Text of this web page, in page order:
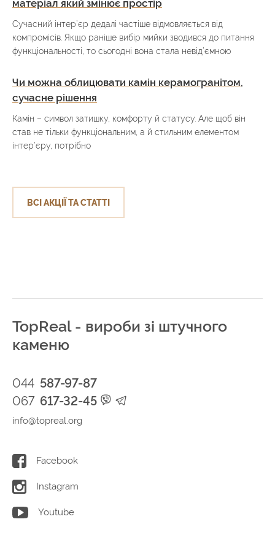
матеріал який змінює простір
Сучасний інтер’єр дедалі частіше відмовляється від
компромісів. Якщо раніше вибір мийки зводився до питання
функціональності, то сьогодні вона стала невід’ємною
Чи можна облицювати камін керамогранітом,
сучасне рішення
Камін – символ затишку, комфорту й статусу. Але щоб він
став не тільки функціональним, а й стильним елементом
інтер’єру, потрібно
ВСІ АКЦІЇ ТА СТАТТІ
TopReal - вироби зі штучного
каменю
044 587-97-87
067 617-32-45
info@topreal.org
Facebook
Instagram
Youtube